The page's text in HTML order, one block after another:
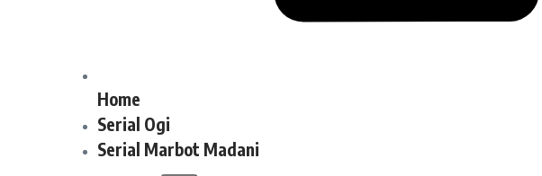
Home
Serial Ogi
Serial Marbot Madani